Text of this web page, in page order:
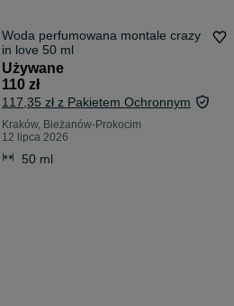
Woda perfumowana montale crazy
in love 50 ml
Używane
110 zł
117,35 zł z Pakietem Ochronnym
Kraków, Bieżanów-Prokocim
12 lipca 2026
50 ml